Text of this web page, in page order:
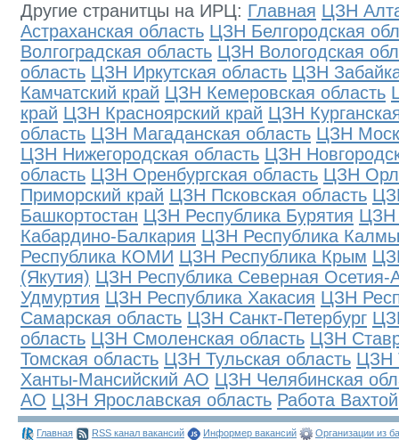
Другие странитцы на ИРЦ: Главная ЦЗН
Астраханская область ЦЗН Белгородская
Волгоградская область ЦЗН Вологодская
область ЦЗН Иркутская область ЦЗН
Камчатский край ЦЗН Кемеровская область
край ЦЗН Красноярский край ЦЗН
область ЦЗН Магаданская область ЦЗН
ЦЗН Нижегородская область ЦЗН
область ЦЗН Оренбургская область ЦЗН
Приморский край ЦЗН Псковская область
Башкортостан ЦЗН Республика Бурятия ЦЗН
Кабардино-Балкария ЦЗН Республика
Республика КОМИ ЦЗН Республика Крым
(Якутия) ЦЗН Республика Северная Осетия-
Удмуртия ЦЗН Республика Хакасия ЦЗН
Самарская область ЦЗН Санкт-Петербург
область ЦЗН Смоленская область ЦЗН
Томская область ЦЗН Тульская область ЦЗН
Ханты-Мансийский АО ЦЗН Челябинская
АО ЦЗН Ярославская область Работа Вахтой
Главная RSS канал вакансий Информер вакансий Организации из